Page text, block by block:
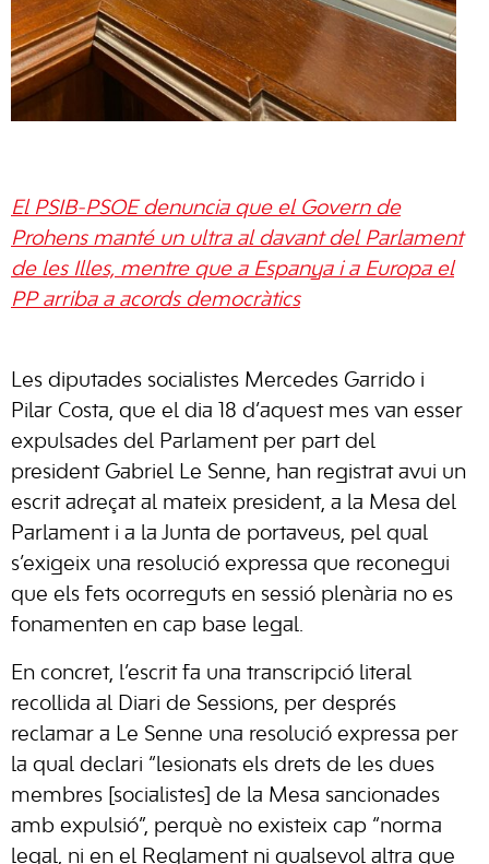
El PSIB-PSOE denuncia que el Govern de
Prohens manté un ultra al davant del Parlament
de les Illes, mentre que a Espanya i a Europa el
PP arriba a acords democràtics
Les diputades socialistes Mercedes Garrido i
Pilar Costa, que el dia 18 d’aquest mes van esser
expulsades del Parlament per part del
president Gabriel Le Senne, han registrat avui un
escrit adreçat al mateix president, a la Mesa del
Parlament i a la Junta de portaveus, pel qual
s’exigeix una resolució expressa que reconegui
que els fets ocorreguts en sessió plenària no es
fonamenten en cap base legal.
En concret, l’escrit fa una transcripció literal
recollida al Diari de Sessions, per després
reclamar a Le Senne una resolució expressa per
la qual declari “lesionats els drets de les dues
membres [socialistes] de la Mesa sancionades
amb expulsió”, perquè no existeix cap “norma
legal, ni en el Reglament ni qualsevol altra que